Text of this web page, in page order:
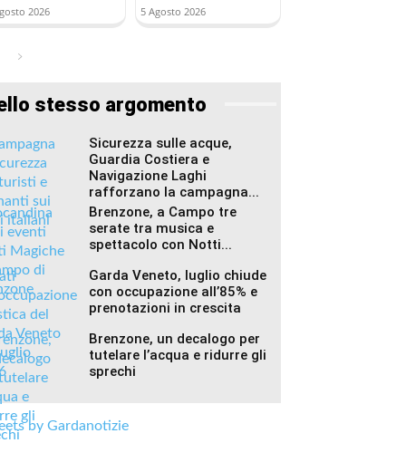
2026 5 Agosto 2026
stesso argomento
Sicurezza sulle acque,
Guardia Costiera e
Navigazione Laghi
rafforzano la campagna...
Brenzone, a Campo tre
serate tra musica e
spettacolo con Notti...
Garda Veneto, luglio chiude
con occupazione all’85% e
prenotazioni in crescita
Brenzone, un decalogo per
tutelare l’acqua e ridurre gli
sprechi
by Gardanotizie